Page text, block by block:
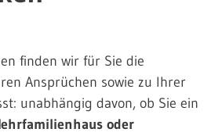
finden wir für Sie die
Ansprüchen sowie zu Ihrer
unabhängig davon, ob Sie ein
oder